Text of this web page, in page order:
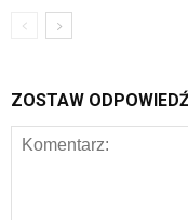
ZOSTAW